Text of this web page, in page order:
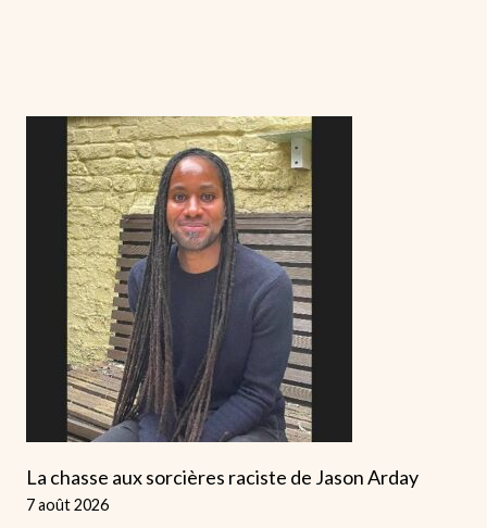
La chasse aux sorcières raciste de Jason Arday
7 août 2026